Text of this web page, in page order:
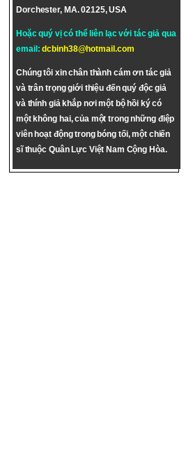
Dorchester, MA. 02125, USA
Hoặc quý vị có thể liên lạc với tác giả qua
email:dcbinh38@hotmail.com
Chúng tôi xin chân thành cám ơn tác giả
và trân trọng giới thiệu đến quý độc giả
và thính giả khắp nơi một bộ hồi ký có
một không hai, của một trong những điệp
viên hoạt động trong bóng tối, một chiến
sĩ thuộc Quân Lực Việt Nam Cộng Hòa.